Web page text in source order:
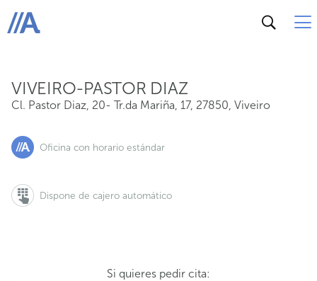
ABANCA
VIVEIRO-PASTOR DIAZ
Cl. Pastor Diaz, 20- Tr.da Mariña, 17, 27850, Viveiro
Oficina con horario estándar
Dispone de cajero automático
Si quieres pedir cita:
Cl. Pastor Diaz, 20- Tr.da Mariña, 17, 27850, Viveiro